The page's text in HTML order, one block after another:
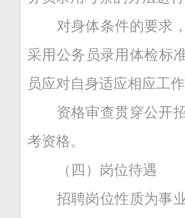
对身体条件的要求
采用公务员录用体检标
员应对自身适应相应工
资格审查贯穿公开
考资格。
（四）岗位待遇
招聘岗位性质为事